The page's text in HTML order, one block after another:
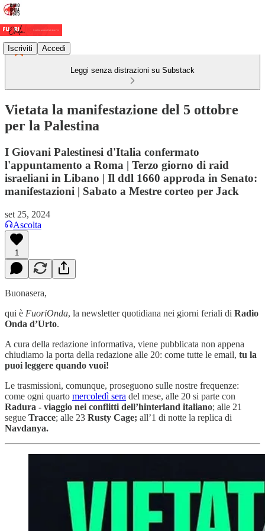
Iscriviti Accedi
Leggi senza distrazioni su Substack
Vietata la manifestazione del 5 ottobre
per la Palestina
I Giovani Palestinesi d'Italia confermato
l'appuntamento a Roma | Terzo giorno di raid
israeliani in Libano | Il ddl 1660 approda in Senato:
manifestazioni | Sabato a Mestre corteo per Jack
set 25, 2024
Ascolta
1
Buonasera,
qui è FuoriOnda, la newsletter quotidiana nei giorni feriali di Radio
Onda d’Urto.
A cura della redazione informativa, viene pubblicata non appena
chiudiamo la porta della redazione alle 20: come tutte le email, tu la
puoi leggere quando vuoi!
Le trasmissioni, comunque, proseguono sulle nostre frequenze:
come ogni quarto mercoledì sera del mese, alle 20 si parte con
Radura - viaggio nei conflitti dell’hinterland italiano; alle 21
segue Tracce; alle 23 Rusty Cage; all’1 di notte la replica di
Navdanya.